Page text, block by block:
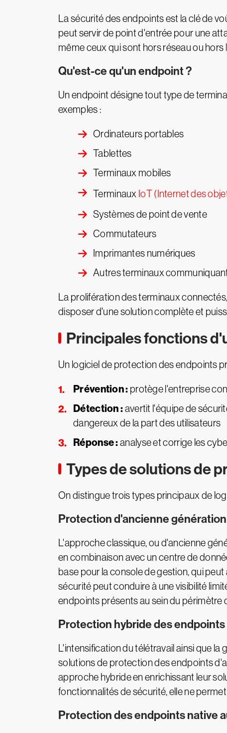
La sécurité des endpoints est la clé de
peut servir de point d'entrée pour une
même ceux qui sont hors réseau ou hors
Qu'est-ce qu'un endpoint ?
Un endpoint désigne tout type de
exemples :
Ordinateurs portables
Tablettes
Terminaux mobiles
Terminaux IoT (Internet des
Systèmes de point de vente
Commutateurs
Imprimantes numériques
Autres terminaux
La prolifération des terminaux
disposer d'une solution complète et
Principales fonctions
Un logiciel de protection des endpoints
Prévention : protège l'entreprise
Détection :avertit l'équipe de
dangereux de la part des utilisateurs
Réponse :analyse et corrige les
Types de solutions de
On distingue trois types principaux de
Protection d'ancienne
L'approche classique, ou d'ancienne
en combinaison avec un centre de
base pour la console de gestion, qui
sécurité peut conduire à une visibilité
endpoints présents au sein du périmètre
Protection hybride des endpoints
L'intensification du télétravail ainsi que
solutions de protection des endpoints
approche hybride en enrichissant leur
fonctionnalités de sécurité, elle ne
Protection des endpoints native